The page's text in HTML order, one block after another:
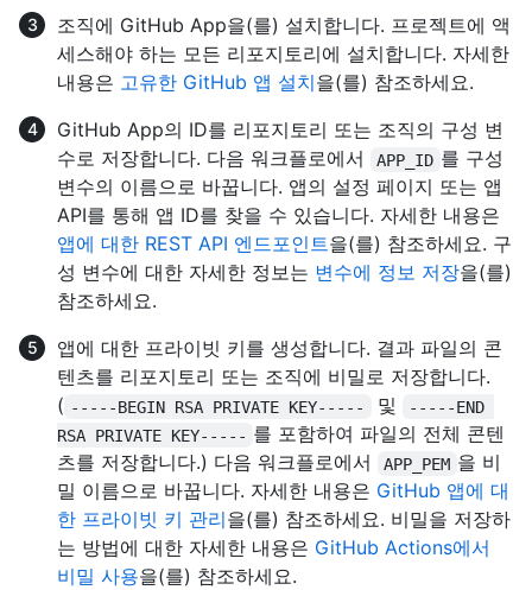
조직에 GitHub App을(를) 설치합니다. 프로젝트에 액
세스해야 하는 모든 리포지토리에 설치합니다. 자세한
내용은 고유한 GitHub 앱 설치을(를) 참조하세요.
GitHub App의 ID를 리포지토리 또는 조직의 구성 변
수로 저장합니다. 다음 워크플로에서
APP_ID 를 구성
변수의 이름으로 바꿉니다. 앱의 설정 페이지 또는 앱
API를 통해 앱 ID를 찾을 수 있습니다. 자세한 내용은
앱에 대한 REST API 엔드포인트을(를) 참조하세요. 구
성 변수에 대한 자세한 정보는 변수에 정보 저장을(를)
참조하세요.
앱에 대한 프라이빗 키를 생성합니다. 결과 파일의 콘
텐츠를 리포지토리 또는 조직에 비밀로 저장합니다.
( -----BEGIN RSA PRIVATE KEY----- 및
-----END
RSA PRIVATE KEY----- 를 포함하여 파일의 전체 콘텐
츠를 저장합니다.) 다음 워크플로에서
APP_PEM 을 비
밀 이름으로 바꿉니다. 자세한 내용은 GitHub 앱에 대
한 프라이빗 키 관리을(를) 참조하세요. 비밀을 저장하
는 방법에 대한 자세한 내용은 GitHub Actions에서
비밀 사용을(를) 참조하세요.